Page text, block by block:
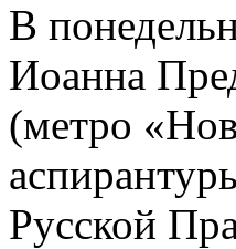
В
Иоанна
(метро
Русской